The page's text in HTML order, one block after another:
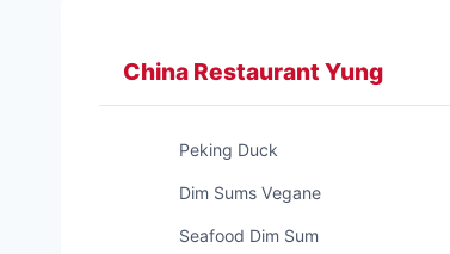
China Restaurant Yung
Peking Duck
Dim Sums Vegane
Seafood Dim Sum